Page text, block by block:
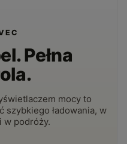
Pełna
mocy to
szybkiego ładowania, w
w podróży.